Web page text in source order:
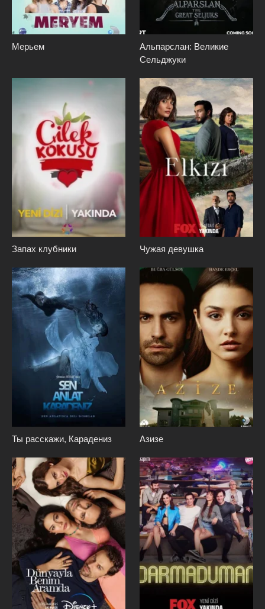
Мерьем
Альпарслан: Великие
Сельджуки
Запах клубники Чужая девушка
Ты расскажи, Карадениз Азизе